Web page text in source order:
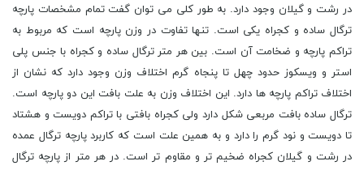
در رشت و گیلان وجود دارد. به طور کلی می توان گفت تمام مشخصات پارچه
ترگال ساده و کجراه یکی است. تنها تفاوت در وزن پارچه است که مربوط به
تراکم پارچه و ضخامت آن است. بین هر متر ترگال ساده و کجراه با جنس پلی
استر و ویسکوز حدود چهل تا پنجاه گرم اختلاف وزن وجود دارد که نشان از
اختلاف تراکم پارچه ها دارد. این اختلاف وزن به علت بافت این دو پارچه است.
ترگال ساده بافت مربعی شکل دارد ولی کجراه بافتی با تراکم دویست و هشتاد
تا دویست و نود گرم را دارد و به همین علت است که کاربرد پارچه ترگال عمده
در رشت و گیلان کجراه ضخیم ‌تر و مقاوم‌ تر است. در هر متر از پارچه ترگال